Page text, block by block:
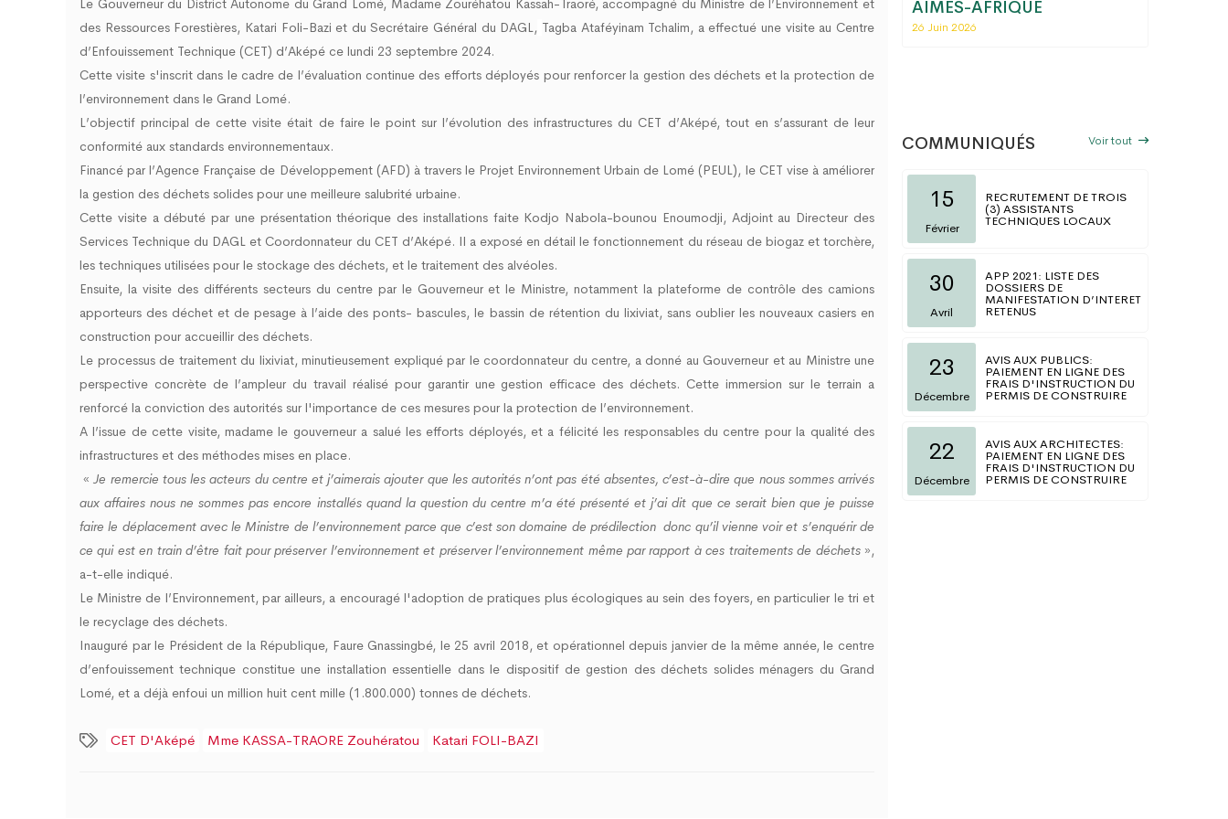
Le Gouverneur du District Autonome du Grand Lomé, Madame Zouréhatou Kassah-Traoré, accompagné du Ministre de l’Environnement et
des Ressources Forestières, Katari Foli-Bazi et du Secrétaire Général du DAGL, Tagba Ataféyinam Tchalim, a effectué une visite au Centre
d’Enfouissement Technique (CET) d’Aképé ce lundi 23 septembre 2024.
Cette visite s'inscrit dans le cadre de l’évaluation continue des efforts déployés pour renforcer la gestion des déchets et la protection de
l’environnement dans le Grand Lomé.
L’objectif principal de cette visite était de faire le point sur l’évolution des infrastructures du CET d’Aképé, tout en s’assurant de leur
conformité aux standards environnementaux.
Financé par l’Agence Française de Développement (AFD) à travers le Projet Environnement Urbain de Lomé (PEUL), le CET vise à améliorer
la gestion des déchets solides pour une meilleure salubrité urbaine.
Cette visite a débuté par une présentation théorique des installations faite Kodjo Nabola-bounou Enoumodji, Adjoint au Directeur des
Services Technique du DAGL et Coordonnateur du CET d’Aképé. Il a exposé en détail le fonctionnement du réseau de biogaz et torchère,
les techniques utilisées pour le stockage des déchets, et le traitement des alvéoles.
Ensuite, la visite des différents secteurs du centre par le Gouverneur et le Ministre, notamment la plateforme de contrôle des camions
apporteurs des déchet et de pesage à l’aide des ponts- bascules, le bassin de rétention du lixiviat, sans oublier les nouveaux casiers en
construction pour accueillir des déchets.
Le processus de traitement du lixiviat, minutieusement expliqué par le coordonnateur du centre, a donné au Gouverneur et au Ministre une
perspective concrète de l’ampleur du travail réalisé pour garantir une gestion efficace des déchets. Cette immersion sur le terrain a
renforcé la conviction des autorités sur l'importance de ces mesures pour la protection de l’environnement.
A l’issue de cette visite, madame le gouverneur a salué les efforts déployés, et a félicité les responsables du centre pour la qualité des
infrastructures et des méthodes mises en place.
«Je remercie tous les acteurs du centre et j’aimerais ajouter que les autorités n’ont pas été absentes, c’est-à-dire que nous sommes arrivés
aux affaires nous ne sommes pas encore installés quand la question du centre m’a été présenté et j’ai dit que ce serait bien que je puisse
faire le déplacement avec le Ministre de l’environnement parce que c’est son domaine de prédilection donc qu’il vienne voir et s’enquérir de
ce qui est en train d’être fait pour préserver l’environnement et préserver l’environnement même par rapport à ces traitements de déchets »,
a-t-elle indiqué.
Le Ministre de l’Environnement, par ailleurs, a encouragé l'adoption de pratiques plus écologiques au sein des foyers, en particulier le tri et
le recyclage des déchets.
Inauguré par le Président de la République, Faure Gnassingbé, le 25 avril 2018, et opérationnel depuis janvier de la même année, le centre
d’enfouissement technique constitue une installation essentielle dans le dispositif de gestion des déchets solides ménagers du Grand
Lomé, et a déjà enfoui un million huit cent mille (1.800.000) tonnes de déchets.
CET D'Aképé Mme KASSA-TRAORE Zouhératou Katari FOLI-BAZI
du Grand Lomé
04 Mai 2026
potable et marquage fiscal
au cœur des discussions
AIMES-AFRIQUE
26 Juin 2026
COMMUNIQUÉS Voir tout
15
Février
RECRUTEMENT DE TROIS
(3) ASSISTANTS
TECHNIQUES LOCAUX
30
Avril
APP 2021: LISTE DES
DOSSIERS DE
MANIFESTATION D’INTERET
RETENUS
23
Décembre
AVIS AUX PUBLICS:
PAIEMENT EN LIGNE DES
FRAIS D'INSTRUCTION DU
PERMIS DE CONSTRUIRE
22
Décembre
AVIS AUX ARCHITECTES:
PAIEMENT EN LIGNE DES
FRAIS D'INSTRUCTION DU
PERMIS DE CONSTRUIRE